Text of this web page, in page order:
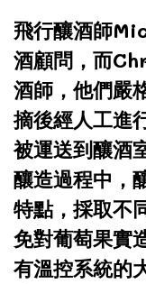
飛行釀酒師
酒顧問，而
酒師，他們嚴
摘後經人工進
被運送到釀酒
釀造過程中，
特點，採取不
免對葡萄果實
有溫控系統的